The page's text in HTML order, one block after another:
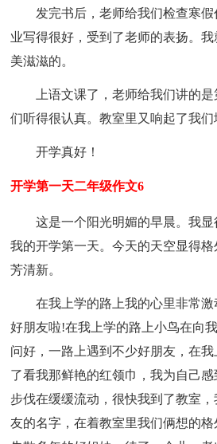
发完书后，老师给我们检查寒
业写得很好，受到了老师的表扬。
美滋滋的。
上语文课了，老师给我们讲的
们听得很认真。教室里又响起了我们
开学真好！
开学第一天二年级作文6
这是一个阳光明媚的早晨。我
我的开学第一天。今天的天空显得
芳清新。
在我上学的路上我的心里非常
好朋友啦!在我上学的路上小鸟在向
问好，一路上遇到不少好朋友，在
了看我那鲜艳的红领巾，我为自己
步伐在缓缓流动，很快我到了教室
友的名字，在着教室里我们俩想的